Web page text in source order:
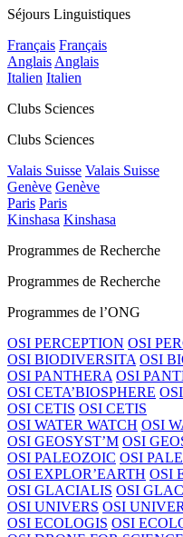
Séjours Linguistiques
Français Français
Anglais Anglais
Italien Italien
Clubs Sciences
Clubs Sciences
Valais Suisse Valais Suisse
Genève Genève
Paris Paris
Kinshasa Kinshasa
Programmes de Recherche
Programmes de Recherche
Programmes de l’ONG
OSI PERCEPTION OSI
OSI BIODIVERSITA OSI
OSI PANTHERA OSI
OSI CETA’BIOSPHERE
OSI CETIS OSI CETIS
OSI WATER WATCH OSI
OSI GEOSYST’M OSI
OSI PALEOZOIC OSI
OSI EXPLOR’EARTH OSI
OSI GLACIALIS OSI
OSI UNIVERS OSI
OSI ECOLOGIS OSI